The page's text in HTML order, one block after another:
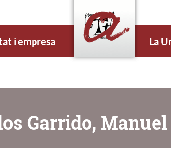
i empresa La
Garrido, Manuel